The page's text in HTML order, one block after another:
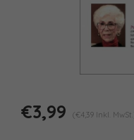
€3,99 (€4,39 Inkl.